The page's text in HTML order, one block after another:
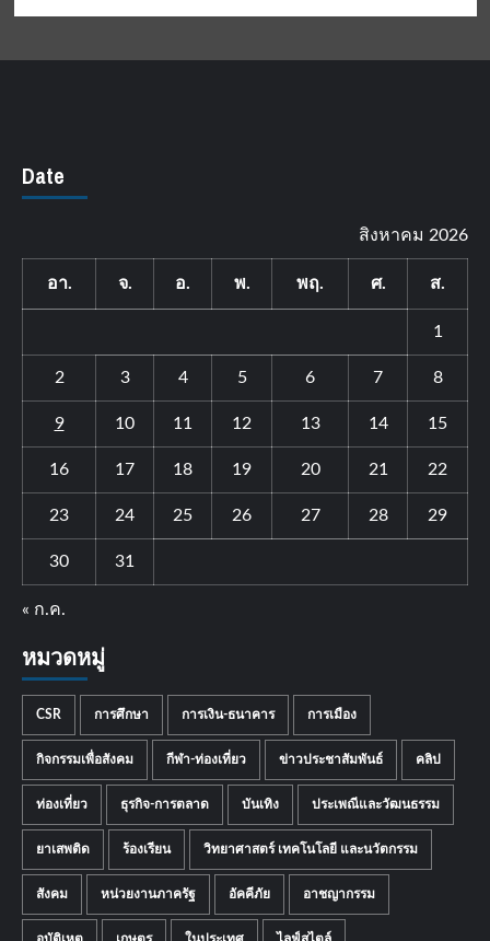
Date
สิงหาคม 2026
อา. จ. อ. พ. พฤ. ศ. ส.
1
2 3 4 5 6 7 8
9 10 11 12 13 14 15
16 17 18 19 20 21 22
23 24 25 26 27 28 29
30 31
« ก.ค.
หมวดหมู่
CSR การศึกษา การเงิน-ธนาคาร การเมือง
กิจกรรมเพื่อสังคม กีฬา-ท่องเที่ยว ข่าวประชาสัมพันธ์ คลิป
ท่องเที่ยว ธุรกิจ-การตลาด บันเทิง ประเพณีและวัฒนธรรม
ยาเสพติด ร้องเรียน วิทยาศาสตร์ เทคโนโลยี และนวัตกรรม
สังคม หน่วยงานภาครัฐ อัคคีภัย อาชญากรรม